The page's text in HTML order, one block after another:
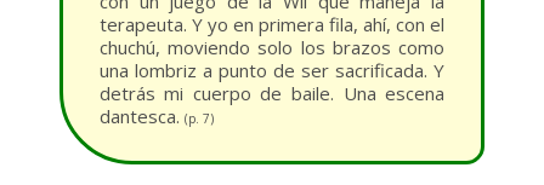
terapeuta. Y yo en primera fila, ahí, con el
chuchú, moviendo solo los brazos como
una lombriz a punto de ser sacrificada. Y
detrás mi cuerpo de baile. Una escena
dantesca. (p. 7)